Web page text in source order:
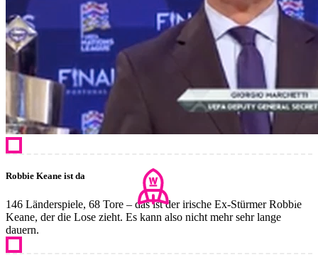
Robbie Keane ist da
146 Länderspiele, 68 Tore – das ist der irische Ex-Stürmer Robbie
Keane, der die Lose zieht. Es kann also nicht mehr sehr lange
dauern.